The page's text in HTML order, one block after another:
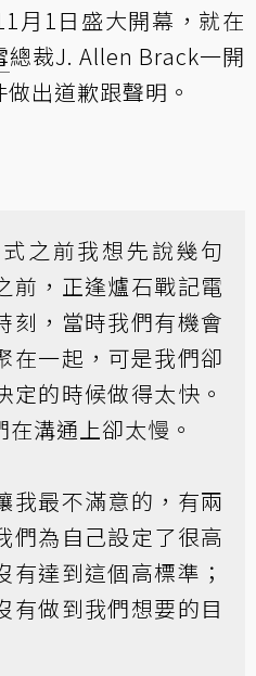
月1日盛大開幕，就在
總裁J. Allen Brack一開
出道歉跟聲明。
之前我想先說幾句
前，正逢爐石戰記電
刻，當時我們有機會
在一起，可是我們卻
的時候做得太快。
溝通上卻太慢。
我最不滿意的，有兩
們為自己設定了很高
有達到這個高標準；
有做到我們想要的目